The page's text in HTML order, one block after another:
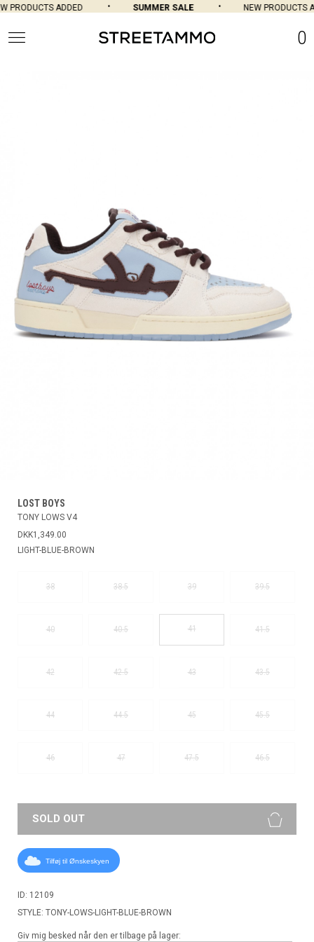
PRODUCTS ADDED SUMMER SALE NEW PRODUCTS
0
LOST BOYS
TONY LOWS V4
DKK1,349.00
LIGHT-BLUE-BROWN
38 38.5 39 39.5
40 40.5 41 41.5
42 42.5 43 43.5
44 44.5 45 45.5
46 47 47.5 46.5
SOLD OUT
Tilføj til Ønskeskyen
ID: 12109
STYLE: TONY-LOWS-LIGHT-BLUE-BROWN
Giv mig besked når den er tilbage på lager: